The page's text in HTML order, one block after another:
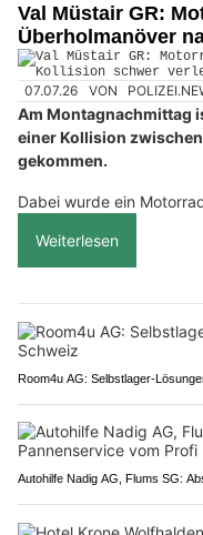
Val Müstair GR:
Überholmanöver
07.07.26 VON
Am Montagnachmittag
einer Kollision
gekommen.
Dabei wurde ein
Weiterlesen
Room4u AG: Selbstlager-
Autohilfe Nadig AG, Flums SG: